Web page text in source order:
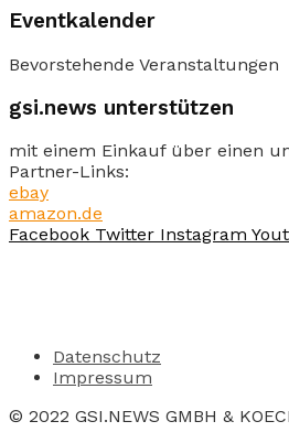
Eventkalender
Bevorstehende Veranstaltungen
gsi.news unterstützen
mit einem Einkauf über einen
Partner-Links:
ebay
amazon.de
Facebook Twitter Instagram
Datenschutz
Impressum
© 2022 GSI.NEWS GMBH &